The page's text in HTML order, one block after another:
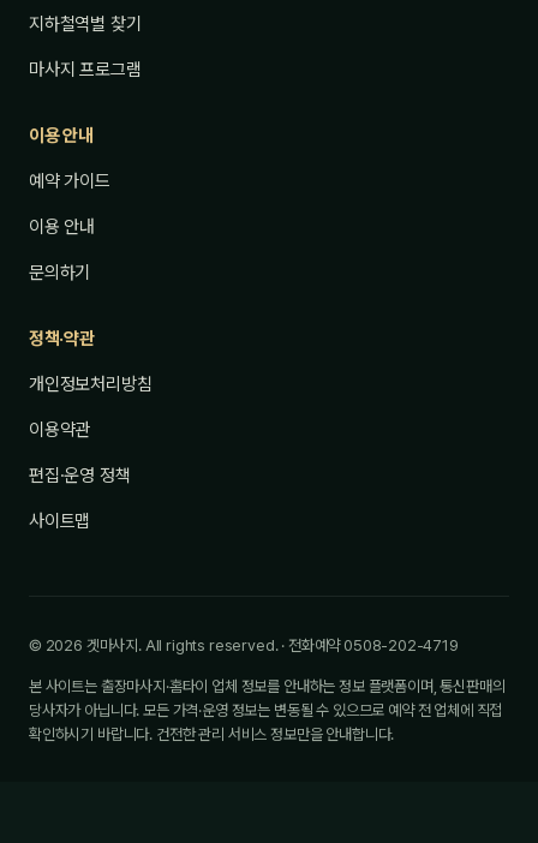
지하철역별 찾기
마사지 프로그램
이용 안내
예약 가이드
이용 안내
문의하기
정책·약관
개인정보처리방침
이용약관
편집·운영 정책
사이트맵
© 2026 겟마사지. All rights reserved. · 전화예약 0508-202-4719
본 사이트는 출장마사지·홈타이 업체 정보를 안내하는 정보 플랫폼이며, 통신판매의
당사자가 아닙니다. 모든 가격·운영 정보는 변동될 수 있으므로 예약 전 업체에 직접
확인하시기 바랍니다. 건전한 관리 서비스 정보만을 안내합니다.